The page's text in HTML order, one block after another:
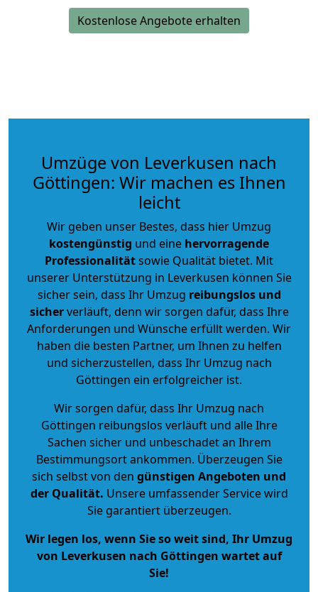
Kostenlose Angebote erhalten
Umzüge von Leverkusen nach
Göttingen: Wir machen es Ihnen
leicht
Wir geben unser Bestes, dass hier Umzug
kostengünstig und eine hervorragende
Professionalitätsowie Qualität bietet. Mit
unserer Unterstützung in Leverkusen können Sie
sicher sein, dass Ihr Umzug reibungslos und
sicherverläuft, denn wir sorgen dafür, dass Ihre
Anforderungen und Wünsche erfüllt werden. Wir
haben die besten Partner, um Ihnen zu helfen
und sicherzustellen, dass Ihr Umzug nach
Göttingen ein erfolgreicher ist.
Wir sorgen dafür, dass Ihr Umzug nach
Göttingen reibungslos verläuft und alle Ihre
Sachen sicher und unbeschadet an Ihrem
Bestimmungsort ankommen. Überzeugen Sie
sich selbst von den günstigen Angeboten und
der Qualität. Unsere umfassender Service wird
Sie garantiert überzeugen.
Wir legen los, wenn Sie so weit sind, Ihr Umzug
von Leverkusen nach Göttingen wartet auf
Sie!